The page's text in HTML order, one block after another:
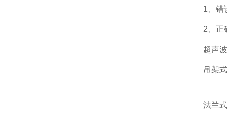
1、错
2、正
超声
吊架
法兰